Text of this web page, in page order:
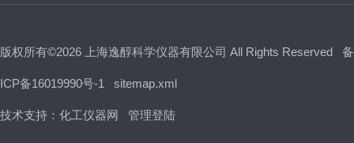
版权所有©2026 上海逸醇科学仪器有限公司 All Rights Reserved
ICP备16019990号-1 sitemap.xml
技术支持： 化工仪器网 管理登陆